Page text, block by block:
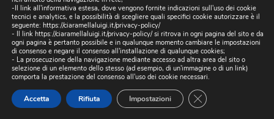
COME PORTAVOCE DELLE TRE ASSOCIAZIONI VITTIME
DELLA STRADA, RINGRAZIAMO L’AMICO MASSIMO SGURELLI
30 GENNAIO 2026
N.1 ANNO 25 GENNAIO 2026 NEROSUBIANCO IN QUESTO
NUMERO BEN DUE ARTICOLI DEDICATI ALLA SICUREZZA
STRADALE,
25 GENNAIO 2026
-Il link all'informativa estesa, dove vengono fornite indicazioni sull'uso dei cookie
tecnici e analytics, e la possibilità di scegliere quali specifici cookie autorizzare è il
seguente: https://ciaramellaluigi.it/privacy-policy/
- Il link https://ciaramellaluigi.it/privacy-policy/si ritrova in ogni pagina del sito e da
ogni pagina è pertanto possibile e in qualunque momento cambiare le impostazioni
di consenso e negare il consenso all'installazione di qualunque cookies;
- La prosecuzione della navigazione mediante accesso ad altra area del sito o
selezione di un elemento dello stesso (ad esempio, di un'immagine o di un link)
comporta la prestazione del consenso all'uso dei cookie necessari.
Accetta Rifiuta Impostazioni CLOSE GDPR